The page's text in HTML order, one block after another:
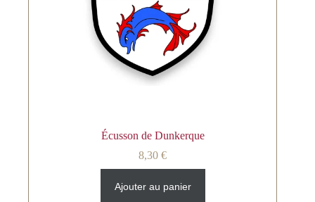
Écusson de Dunkerque
8,30€
Ajouter au panier